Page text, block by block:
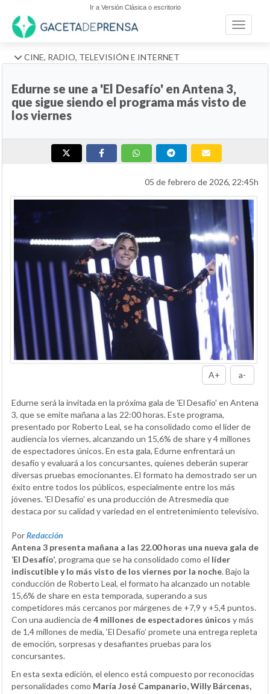
Ir a Versión Clásica o escritorio
Toggle
CINE, RADIO, TELEVISIÓN E INTERNET
Edurne se une a 'El Desafío' en Antena 3,
que sigue siendo el programa más visto de
los viernes
05 de febrero de 2026, 22:45h
A+ a-
Edurne será la invitada en la próxima gala de 'El Desafío' en Antena
3, que se emite mañana a las 22:00 horas. Este programa,
presentado por Roberto Leal, se ha consolidado como el líder de
audiencia los viernes, alcanzando un 15,6% de share y 4 millones
de espectadores únicos. En esta gala, Edurne enfrentará un
desafío y evaluará a los concursantes, quienes deberán superar
diversas pruebas emocionantes. El formato ha demostrado ser un
éxito entre todos los públicos, especialmente entre los más
jóvenes. 'El Desafío' es una producción de Atresmedia que
destaca por su calidad y variedad en el entretenimiento televisivo.
PorRedacción
Antena 3 presenta mañana a las 22.00 horas una nueva gala de
‘El Desafío’, programa que se ha consolidado como el líder
indiscutible y lo más visto de los viernes por la noche. Bajo la
conducción de Roberto Leal, el formato ha alcanzado un notable
15,6% de share en esta temporada, superando a sus
competidores más cercanos por márgenes de +7,9 y +5,4 puntos.
Con una audiencia de4 millones de espectadores únicos y más
de 1,4 millones de media, ‘El Desafío’ promete una entrega repleta
de emoción, sorpresas y desafiantes pruebas para los
concursantes.
En esta sexta edición, el elenco está compuesto por reconocidas
personalidades como María José Campanario, Willy Bárcenas,